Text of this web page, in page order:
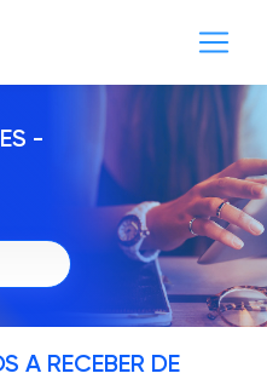
-
A RECEBER DE